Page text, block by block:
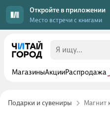
Откройте в приложении
Место встречи с книгами
МагазиныАкцииРаспродажа
Подарки и сувениры Магнит